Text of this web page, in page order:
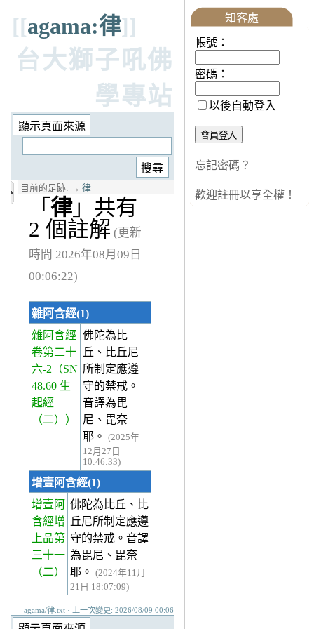
[[agama:律]]
台大獅子吼佛
學專站
目前的足跡: → 律
「 律」共有
2 個註解 (更新
時間 2026年08月09日
00:06:22)
雜阿含經(1)
雜阿含經
卷第二十
六-2 （SN
48.60 生
起經
（二））
佛陀為比
丘、比丘尼
所制定應遵
守的禁戒。
音譯為毘
尼、毘奈
耶。
(2025年
12月27日
10:46:33)
增壹阿含經(1)
增壹阿
含經增
上品第
三十一
（二）
佛陀為比丘、比
丘尼所制定應遵
守的禁戒。音譯
為毘尼、毘奈
耶。
(2024年11月
21日 18:07:09)
agama/律.txt · 上一次變更: 2026/08/09 00:06
知客處
帳號：
密碼：
以後自動登入
忘記密碼？
歡迎註冊以享全權！